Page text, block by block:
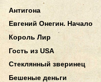
Антигона
Евгений Онегин. Начало
Король Лир
Гость из USA
Стеклянный зверинец
Бешеные деньги